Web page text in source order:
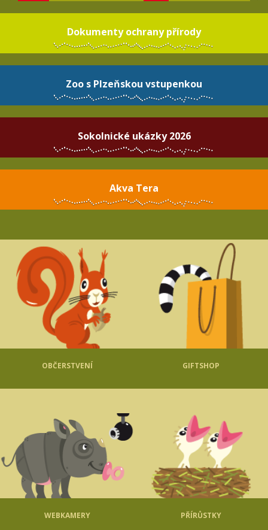
Dokumenty ochrany přírody
Zoo s Plzeňskou vstupenkou
Sokolnické ukázky 2026
Akva Tera
OBČERSTVENÍ GIFTSHOP
WEBKAMERY PŘÍRŮSTKY